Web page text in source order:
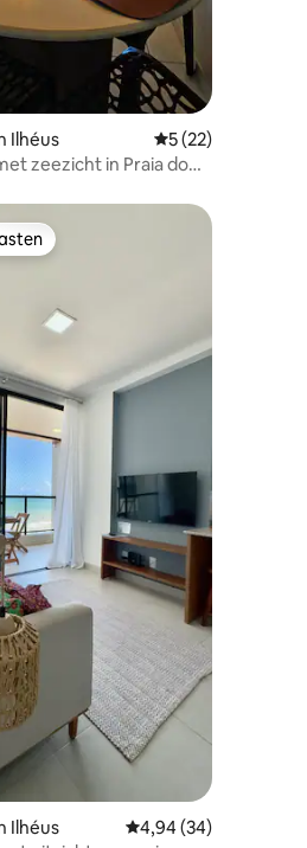
Ilhéus Gemiddelde
5 (22)
zeezicht in Praia do
4,97 uit 5, 29 recensies
Ilhéus Gemiddelde
4,94 (34)